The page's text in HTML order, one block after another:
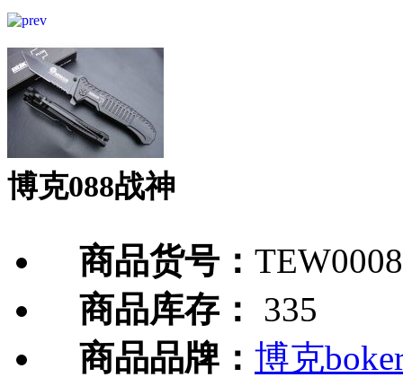
博克088战神
商品货号：
商品库存：
335
商品品牌： 博克